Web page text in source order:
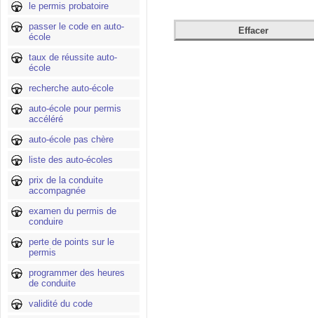
le permis probatoire
passer le code en auto-
école
taux de réussite auto-
école
recherche auto-école
auto-école pour permis
accéléré
auto-école pas chère
liste des auto-écoles
prix de la conduite
accompagnée
examen du permis de
conduire
perte de points sur le
permis
programmer des heures
de conduite
validité du code